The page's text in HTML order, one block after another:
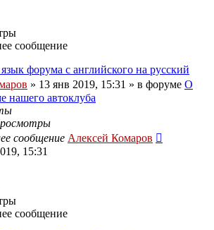
сообщение
форума с английского на русский
» 13 янв 2019, 15:31 » в форуме О
нашего автоклуба
сообщение Алексей Комаров
15:31
сообщение